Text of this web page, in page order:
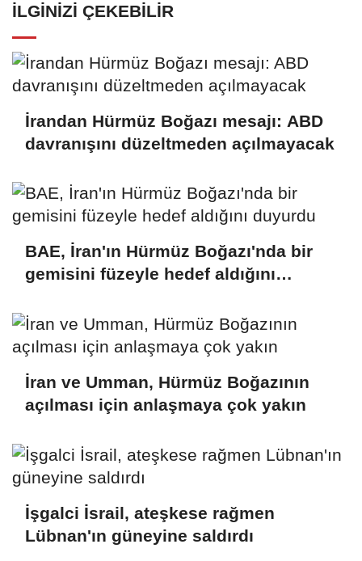
İLGINIZI ÇEKEBILIR
İrandan Hürmüz Boğazı mesajı: ABD
davranışını düzeltmeden açılmayacak
BAE, İran'ın Hürmüz Boğazı'nda bir
gemisini füzeyle hedef aldığını
İran ve Umman, Hürmüz Boğazının
açılması için anlaşmaya çok yakın
İşgalci İsrail, ateşkese rağmen
Lübnan'ın güneyine saldırdı